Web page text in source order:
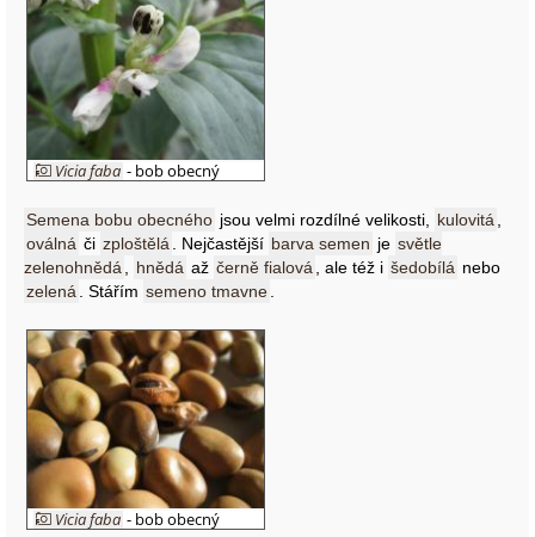
Vicia faba - bob obecný
Semena bobu obecného jsou velmi rozdílné velikosti, kulovitá,
oválná či zploštělá. Nejčastější barva semen je světle
zelenohnědá, hnědá až černě fialová, ale též i šedobílá nebo
zelená. Stářím semeno tmavne.
Vicia faba - bob obecný